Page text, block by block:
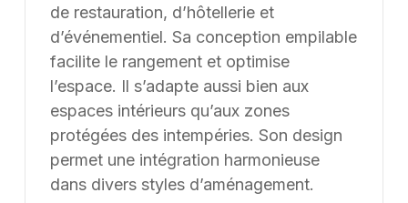
termes de dimensions, de finitions et de coloris, selon
les besoins du client. Nous pouvons également
développer des solutions sur mesure à partir d’une
feuille blanche, chaque projet pouvant être conçu et
ajusté selon les contraintes et les usages spécifiques.
de restauration, d’hôtellerie et
d’événementiel. Sa conception empilable
facilite le rangement et optimise
l’espace. Il s’adapte aussi bien aux
espaces intérieurs qu’aux zones
protégées des intempéries. Son design
permet une intégration harmonieuse
dans divers styles d’aménagement.